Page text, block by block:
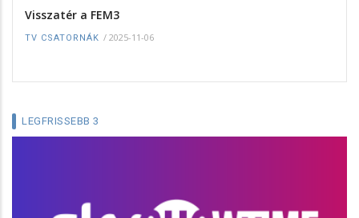
Visszatér a FEM3
TV CSATORNÁK / 2025-11-06
LEGFRISSEBB 3